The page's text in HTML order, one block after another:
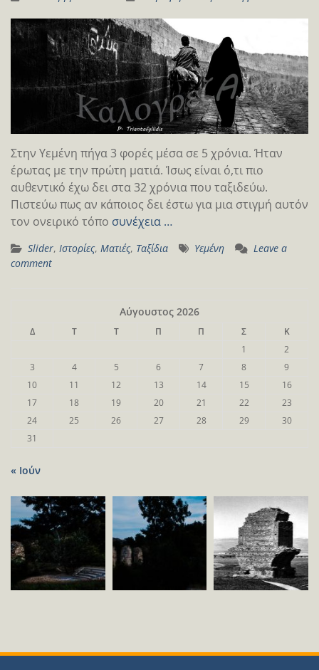
Στην Υεμένη πήγα 3 φορές μέσα σε 5 χρόνια. Ήταν
έρωτας με την πρώτη ματιά. Ίσως είναι ό,τι πιο
αυθεντικό έχω δει στα 32 χρόνια που ταξιδεύω.
Πιστεύω πως αν κάποιος δει έστω για μια στιγμή αυτόν
τον ονειρικό τόπο συνέχεια …
Slider, Ιστορίες, Ματιές, Ταξίδια Υεμένη
Leave a
comment
Αύγουστος 2026
Δ Τ Τ Π Π Σ
Κ
1
2
3
4 5 6 7 8
9
10
11 12 13 14 15
16
17
18 19 20 21 22
23
24
25 26 27 28 29
30
31
« Ιούν